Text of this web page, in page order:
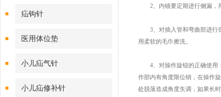
疝钩针
医用体位垫
小儿疝气针
小儿疝修补针
2、内镜要定期进行侧漏，用
3、对插入管和弯曲部进行保
用柔软的毛巾擦洗。
4、对操作旋钮的正确使用：
作部内有角度限位销，在操作
处脱落造成角度失调，如果长